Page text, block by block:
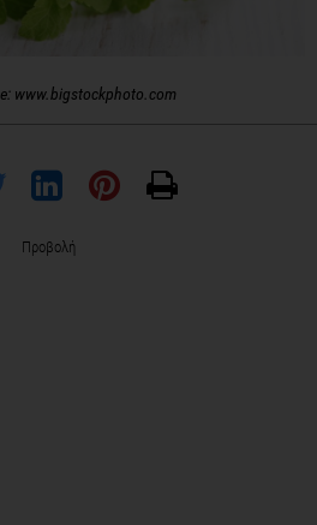
www.bigstockphoto.com
Προβολή